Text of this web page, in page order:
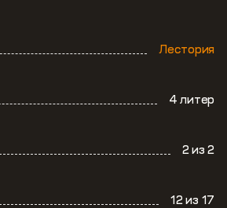
Лестория
4 литер
2из 2
12из 17